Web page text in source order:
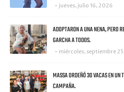
jueves, julio 16, 2026
ADOPTARON A UNA NENA, PERO
GARCHA A TODOS.
miércoles, septiembre
MASSA ORDEÑÓ 30 VACAS EN
CAMPAÑA.